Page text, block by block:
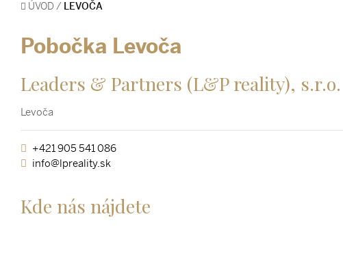
ÚVOD / LEVOČA
Pobočka Levoča
Leaders & Partners (L&P reality), s.r.o.
Levoča
+421 905 541 086
info@lpreality.sk
Kde nás nájdete